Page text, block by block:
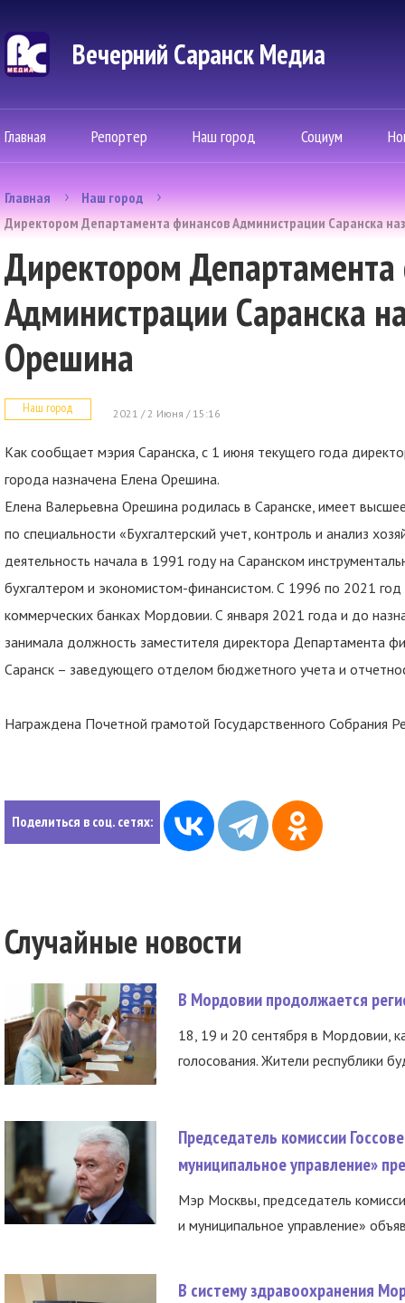
Вечерний Саранск Mедиа
Главная Репортер Наш город Социум
Главная
Наш город
Директором Департамента финансов Администрации Саранска
Директором
Администрации Саранска
Орешина
Наш город 2021 / 2 Июня / 15:16
Как сообщает мэрия Саранска, с 1 июня текущего года
города назначена Елена Орешина.
Елена Валерьевна Орешина родилась в Саранске, имеет
по специальности «Бухгалтерский учет, контроль и анализ
деятельность начала в 1991 году на Саранском
бухгалтером и экономистом-финансистом. С 1996 по 2021
коммерческих банках Мордовии. С января 2021 года и до
занимала должность заместителя директора Департамента
Саранск – заведующего отделом бюджетного учета и
Награждена Почетной грамотой Государственного Собрания
Поделиться в соц. сетях:
Случайные новости
В Мордовии продолжается
18, 19 и 20 сентября в Мордовии,
голосования. Жители республики
Председатель комиссии
муниципальное управление»
Мэр Москвы, председатель
и муниципальное управление»
В систему здравоохранения